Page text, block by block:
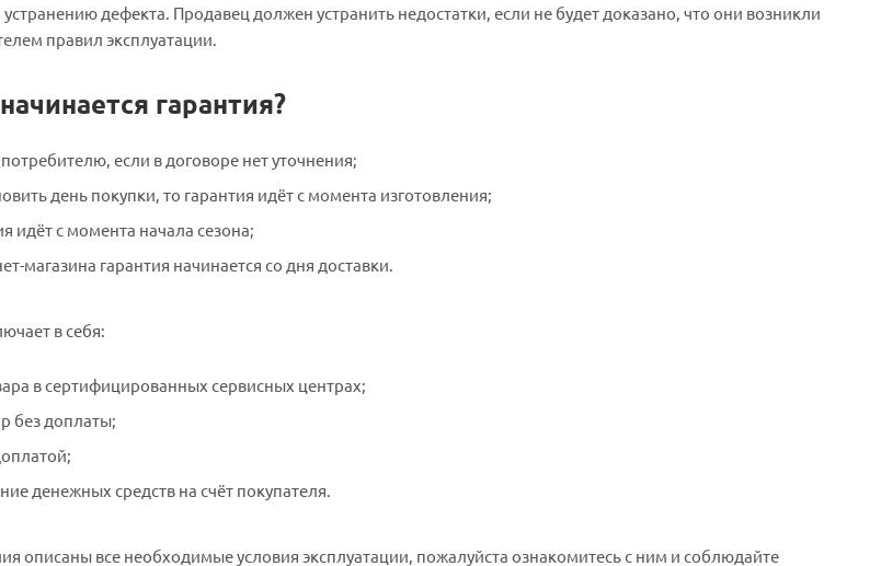
дефекта. Продавец должен устранить недостатки, если не будет доказано, что они возникли
правил эксплуатации.
гарантия?
если в договоре нет уточнения;
день покупки, то гарантия идёт с момента изготовления;
идёт с момента начала сезона;
магазина гарантия начинается со дня доставки.
в себя:
в сертифицированных сервисных центрах;
без доплаты;
денежных средств на счёт покупателя.
описаны все необходимые условия эксплуатации, пожалуйста ознакомитесь с ним и соблюдайте